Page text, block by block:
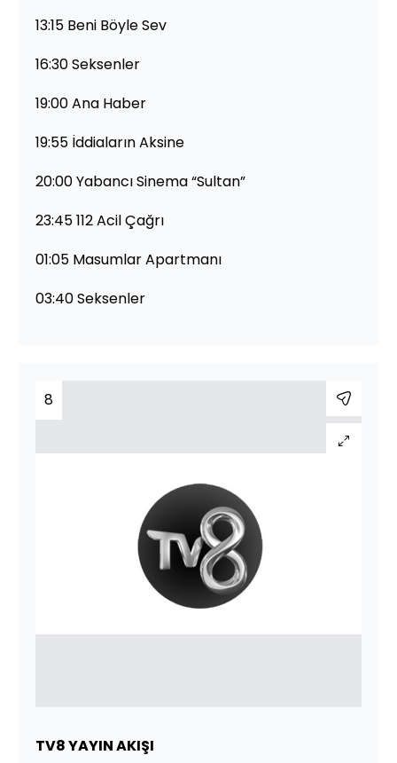
13:15 Beni Böyle Sev
16:30 Seksenler
19:00 Ana Haber
19:55 İddiaların Aksine
20:00 Yabancı Sinema “Sultan”
23:45 112 Acil Çağrı
01:05 Masumlar Apartmanı
03:40 Seksenler
8
TV8 YAYIN AKIŞI